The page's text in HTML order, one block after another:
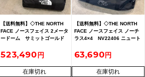
【送料無料】◇THE NORTH
FACE ノースフェイス 2メータ
ードーム サミットゴールド
523,490
在庫切れ
【送料無料】◇THE NORTH
FACE ノースフェイス ノーチ
ラス4×4 NV22406 ニュート
63,690
在庫切れ